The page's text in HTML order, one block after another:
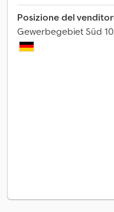
Posizione del
Gewerbegebiet Süd